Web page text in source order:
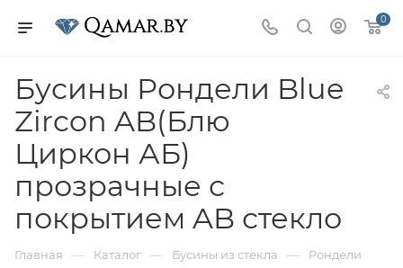
0
Бусины Рондели Blue
Zircon AB(Блю
Циркон АБ)
прозрачные с
покрытием AB стекло
Главная — Каталог — Бусины из стекла — Рондели